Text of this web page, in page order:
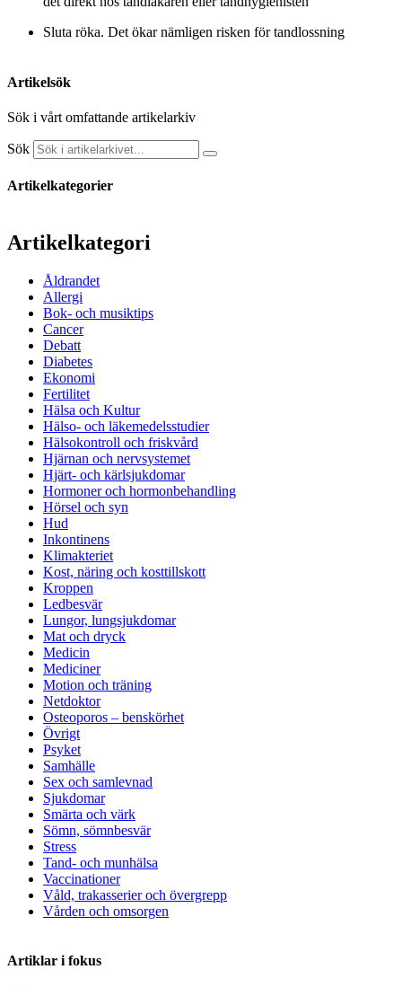
Sluta röka. Det ökar nämligen risken för tandlossning
Artikelsök
Sök i vårt omfattande artikelarkiv
Sök
Artikelkategorier
Artikelkategori
Åldrandet
Allergi
Bok- och musiktips
Cancer
Debatt
Diabetes
Ekonomi
Fertilitet
Hälsa och Kultur
Hälso- och läkemedelsstudier
Hälsokontroll och friskvård
Hjärnan och nervsystemet
Hjärt- och kärlsjukdomar
Hormoner och hormonbehandling
Hörsel och syn
Hud
Inkontinens
Klimakteriet
Kost, näring och kosttillskott
Kroppen
Ledbesvär
Lungor, lungsjukdomar
Mat och dryck
Medicin
Mediciner
Motion och träning
Netdoktor
Osteoporos – benskörhet
Övrigt
Psyket
Samhälle
Sex och samlevnad
Sjukdomar
Smärta och värk
Sömn, sömnbesvär
Stress
Tand- och munhälsa
Vaccinationer
Våld, trakasserier och övergrepp
Vården och omsorgen
Artiklar i fokus